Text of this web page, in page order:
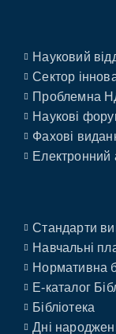
Науковий
Сектор
Проблемна
Наукові
Фахові
Електронний
Стандарти
Навчальні
Нормативна
E-каталог
Бібліотека
Дні